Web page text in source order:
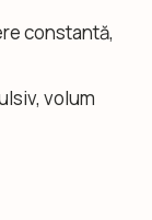
constantă,
volum